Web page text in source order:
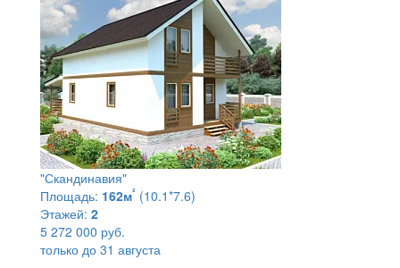
"Скандинавия"
Площадь: 162м² (10.1*7.6)
Этажей: 2
5 272 000 руб.
только до 31 августа